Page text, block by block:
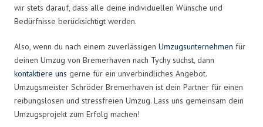
wir stets darauf, dass alle deine individuellen Wünsche und
Bedürfnisse berücksichtigt werden.
Also, wenn du nach einem zuverlässigen Umzugsunternehmen für
deinen Umzug von Bremerhaven nach Tychy suchst, dann
kontaktiere uns gerne für ein unverbindliches Angebot.
Umzugsmeister Schröder Bremerhaven ist dein Partner für einen
reibungslosen und stressfreien Umzug. Lass uns gemeinsam dein
Umzugsprojekt zum Erfolg machen!